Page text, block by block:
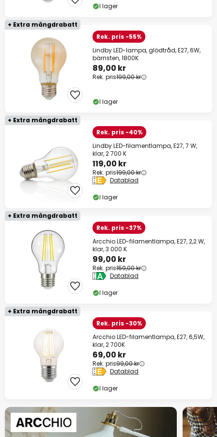
I lager
+ Extra mängdrabatt
Rek. pris -55%
Lindby LED-lampa, glödtråd, E27, 6W,
bärnsten, 1800K
89,00 kr
Rek. pris199,00 kr
I lager
+ Extra mängdrabatt
Rek. pris -40%
Lindby LED-filamentlampa, E27, 7 W,
klar, 2 700 K
119,00 kr
Rek. pris199,00 kr
Datablad
I lager
+ Extra mängdrabatt
Rek. pris -37%
Arcchio LED-filamentlampa, E27, 2,2 W,
klar, 3 000 K
99,00 kr
Rek. pris159,00 kr
Datablad
I lager
+ Extra mängdrabatt
Rek. pris -30%
Arcchio LED-filamentlampa, E27, 6,5W,
klar, 2 700K
69,00 kr
Rek. pris99,00 kr
Datablad
I lager